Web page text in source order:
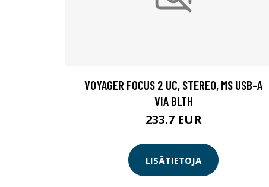
VOYAGER FOCUS 2 UC, STEREO, MS USB-A
VIA BLTH
233.7 EUR
LISÄTIETOJA